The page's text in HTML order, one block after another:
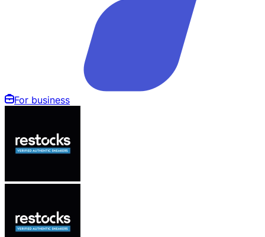
For business